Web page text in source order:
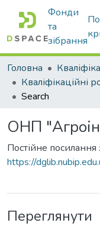
Фонди
та
зібрання
Головна
Search
ОНП
Постійне посилання
https://
Переглянути